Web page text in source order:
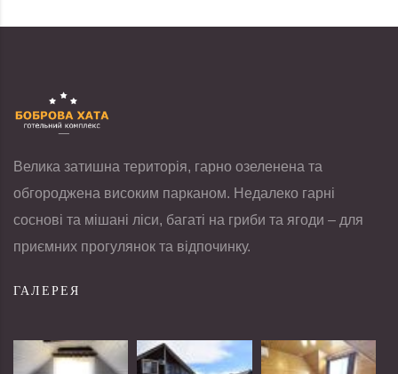
Велика затишна територія, гарно озеленена та
обгороджена високим парканом. Недалеко гарні
соснові та мішані ліси, багаті на гриби та ягоди – для
приємних прогулянок та відпочинку.
ГАЛЕРЕЯ